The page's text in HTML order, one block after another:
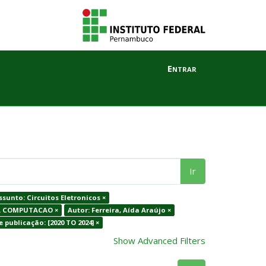
Entrar
Ir
Circuitos Eletronicos ×
×
Autor: Ferreira, Aída Araújo ×
publicação: [2020 TO 2024] ×
Show Advanced Filters